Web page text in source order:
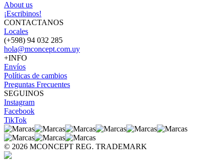
About us
¡Escribinos!
CONTACTANOS
Locales
(+598) 94 032 285
hola@mconcept.com.uy
+INFO
Envíos
Políticas de cambios
Preguntas Frecuentes
SEGUINOS
Instagram
Facebook
TikTok
© 2026 MCONCEPT REG. TRADEMARK